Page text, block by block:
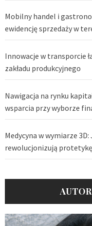
Mobilny handel i
ewidencję sprzedaży w
Innowacje w transporcie
zakładu produkcyjnego
Nawigacja na rynku
wsparcia przy wyborze
Medycyna w wymiarze
rewolucjonizują